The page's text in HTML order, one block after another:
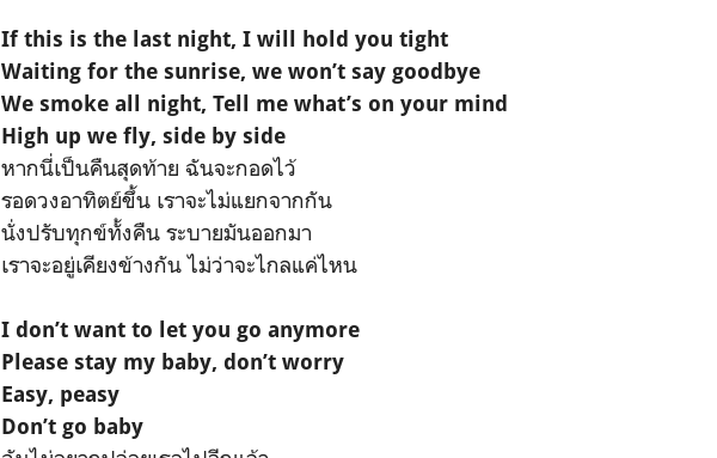
If this is the last night, I will hold you tight
Waiting for the sunrise, we won’t say goodbye
We smoke all night, Tell me what’s on your mind
High up we fly, side by side
หากนี่เป็นคืนสุดท้าย ฉันจะกอดไว้
รอดวงอาทิตย์ขึ้น เราจะไม่แยกจากกัน
นั่งปรับทุกข์ทั้งคืน ระบายมันออกมา
เราจะอยู่เคียงข้างกัน ไม่ว่าจะไกลแค่ไหน
I don’t want to let you go anymore
Please stay my baby, don’t worry
Easy, peasy
Don’t go baby